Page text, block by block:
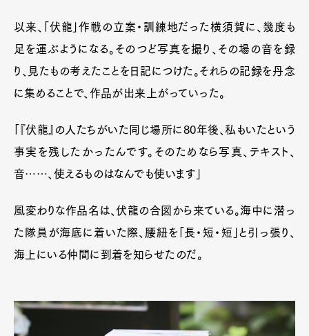
以来、「伏龍」作戦の立案・訓練地だった横須賀に、幾度も
足を運ぶようになる。そのつど写真を撮り、その場の音を録
り、見たもの考えたことを日記につけた。それらの記録を丹念
に集めることで、作品が出来上がっていった。
「『伏龍』の人たちがいた同じ場所に80年後、私もいたという
事実を残したかったんです。そのためなら写真、テキスト、
音……、使えるものはなんでも使います」
風変わりな作品名は、伏龍の合図から来ている。海中に潜っ
た隊員が海底に着いた際、腰紐を「長・短・短」と引っ張り、
海上にいる仲間に到着を知らせたのだ。